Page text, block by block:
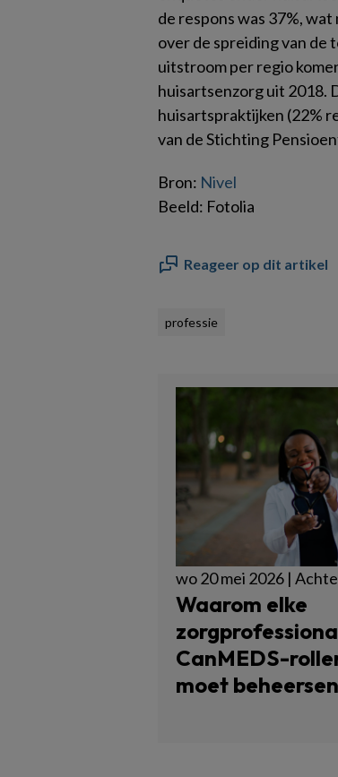
de respons was 37%,
over de spreiding van de
uitstroom per regio
huisartsenzorg uit 2018.
huisartspraktijken (22%
van de Stichting
Bron: Nivel
Beeld: Fotolia
Reageer op dit artikel
professie
wo 20 mei 2026 |
Waarom elke
CanMEDS-
moet beheersen